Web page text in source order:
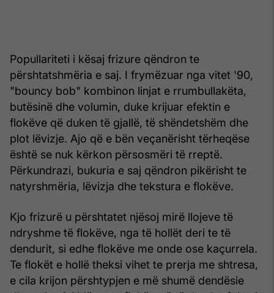
Popullariteti i kësaj frizure qëndron te
përshtatshmëria e saj. I frymëzuar nga vitet '90,
"bouncy bob" kombinon linjat e rrumbullakëta,
butësinë dhe volumin, duke krijuar efektin e
flokëve që duken të gjallë, të shëndetshëm dhe
plot lëvizje. Ajo që e bën veçanërisht tërheqëse
është se nuk kërkon përsosmëri të rreptë.
Përkundrazi, bukuria e saj qëndron pikërisht te
natyrshmëria, lëvizja dhe tekstura e flokëve.
Kjo frizurë u përshtatet njësoj mirë llojeve të
ndryshme të flokëve, nga të hollët deri te të
dendurit, si edhe flokëve me onde ose kaçurrela.
Te flokët e hollë theksi vihet te prerja me shtresa,
e cila krijon përshtypjen e më shumë dendësie